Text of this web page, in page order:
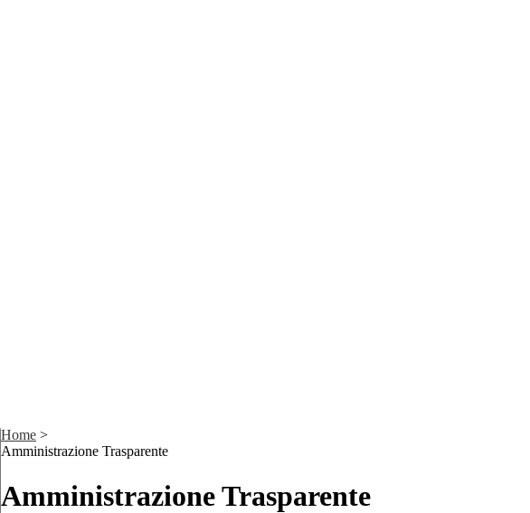
Home >
Amministrazione Trasparente
Amministrazione Trasparente